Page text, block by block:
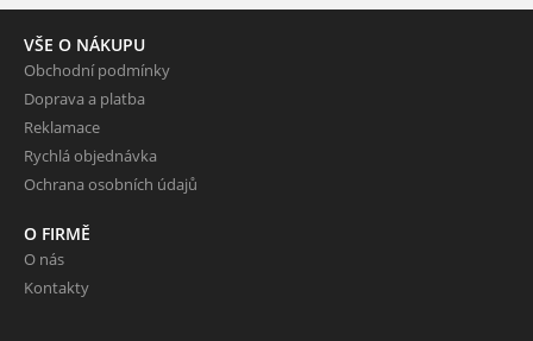
VŠE O NÁKUPU
Obchodní podmínky
Doprava a platba
Reklamace
Rychlá objednávka
Ochrana osobních údajů
O FIRMĚ
O nás
Kontakty